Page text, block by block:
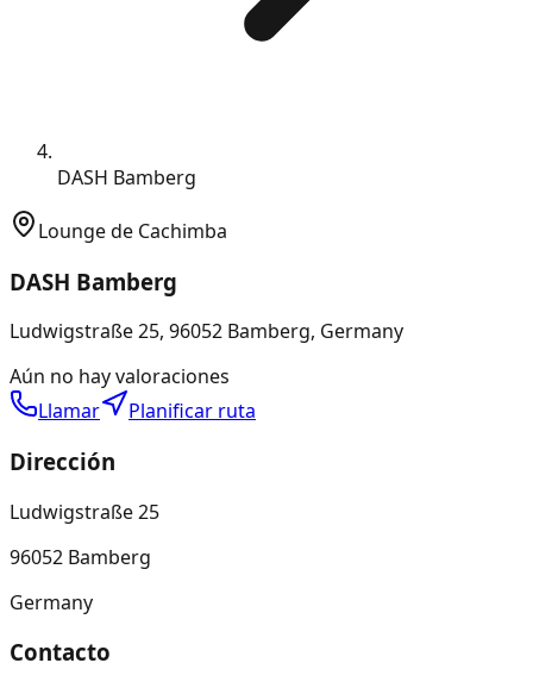
DASH Bamberg
Lounge de Cachimba
DASH Bamberg
Ludwigstraße 25, 96052 Bamberg, Germany
Aún no hay valoraciones
Llamar
Planificar ruta
Dirección
Ludwigstraße 25
96052 Bamberg
Germany
Contacto